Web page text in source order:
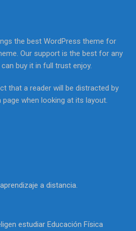
the best WordPress theme for
Our support is the best for any
buy it in full trust enjoy.
that a reader will be distracted by
when looking at its layout.
a distancia.
estudiar Educación Física